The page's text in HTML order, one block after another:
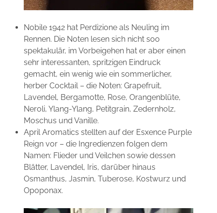
Nobile 1942 hat Perdizione als Neuling im
Rennen. Die Noten lesen sich nicht soo
spektakulär, im Vorbeigehen hat er aber einen
sehr interessanten, spritzigen Eindruck
gemacht, ein wenig wie ein sommerlicher,
herber Cocktail – die Noten: Grapefruit,
Lavendel, Bergamotte, Rose, Orangenblüte,
Neroli, Ylang-Ylang, Petitgrain, Zedernholz,
Moschus und Vanille.
April Aromatics stellten auf der Esxence Purple
Reign vor – die Ingredienzen folgen dem
Namen: Flieder und Veilchen sowie dessen
Blätter, Lavendel, Iris, darüber hinaus
Osmanthus, Jasmin, Tuberose, Kostwurz und
Opoponax.